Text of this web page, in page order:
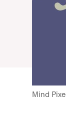
Mind